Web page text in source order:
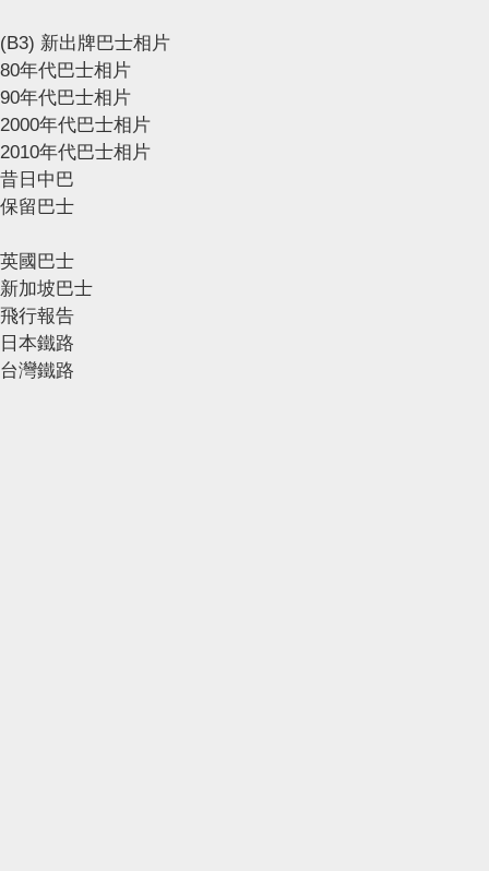
(B3) 新出牌巴士相片
80年代巴士相片
90年代巴士相片
2000年代巴士相片
2010年代巴士相片
昔日中巴
保留巴士
英國巴士
新加坡巴士
飛行報告
日本鐵路
台灣鐵路